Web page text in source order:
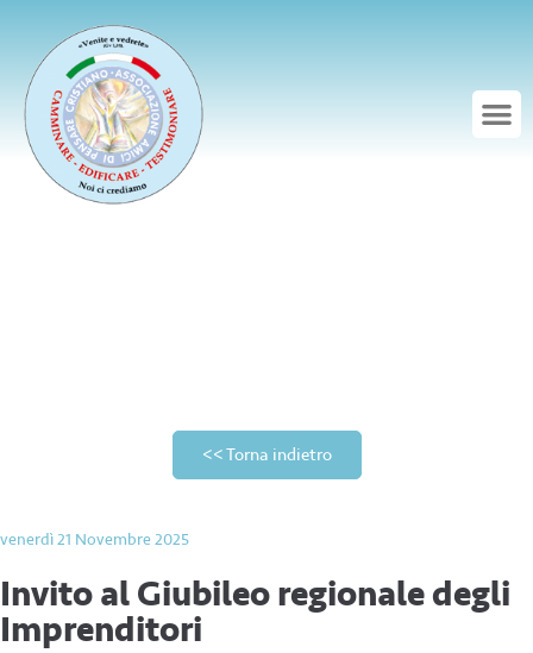
<< Torna indietro
venerdì 21 Novembre 2025
Invito al Giubileo regionale degli
Imprenditori